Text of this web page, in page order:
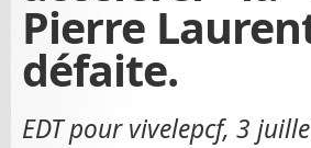
Pierre
défaite.
EDT pour vivelepcf, 3